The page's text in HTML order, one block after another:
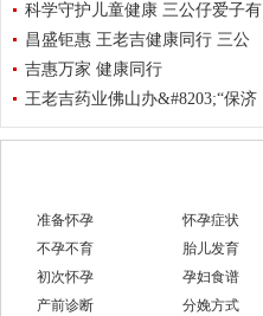
科学守护儿童健康 三公仔爱子有
昌盛钜惠 王老吉健康同行 三公
吉惠万家 健康同行
王老吉药业佛山办&#8203;“保济
准备怀孕 怀孕症状
不孕不育
胎儿发育
初次怀孕
孕妇食谱
产前诊断
分娩方式